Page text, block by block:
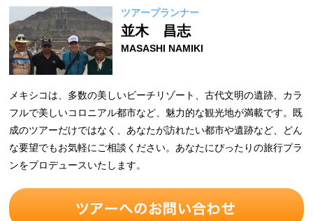
ツアープランナー
並木 昌志
MASASHI NAMIKI
メキシコは、多数の美しいビーチリゾート、古代文明の遺跡、カラ
フルで美しいコロニアル都市など、魅力的な観光地が満載です。既
成のツアーだけではなく、あなたが訪れたい都市や遺跡など、どん
な要望でもお気軽にご相談ください。あなたにぴったりの旅行プラ
ンをプロデュースいたします。